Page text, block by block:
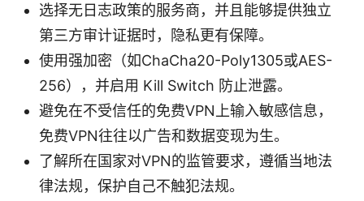
选择无日志政策的服务商，并且能够提供独立
第三方审计证据时，隐私更有保障。
使用强加密（如ChaCha20-Poly1305或AES-
256），并启用 Kill Switch 防止泄露。
避免在不受信任的免费VPN上输入敏感信息，
免费VPN往往以广告和数据变现为生。
了解所在国家对VPN的监管要求，遵循当地法
律法规，保护自己不触犯法规。